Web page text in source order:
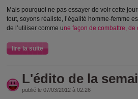
Mais pourquoi ne pas essayer de voir cette
tout, soyons réaliste, l’égalité homme-femme
de l’utiliser comme une façon de combattre, de
lire la suite
L'édito de la
publié le 07/03/2012 à 02:26